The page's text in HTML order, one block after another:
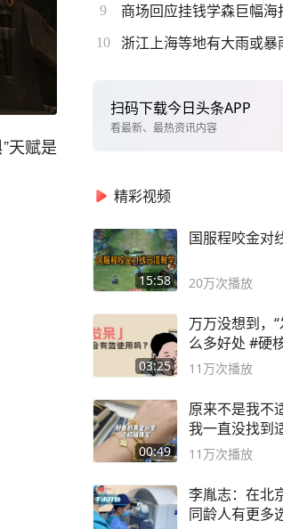
天赋是
9 商场回应挂钱学森巨幅海
10 浙江上海等地有大雨或暴
扫码下载今日头条APP
看最新、最热资讯内容
精彩视频
15:58
国服程咬金对
20万次播放
03:25
万万没想到，
么多好处 #硬
11万次播放
00:49
原来不是我不
我一直没找到
😭
11万次播放
李胤志：在北
同龄人有更多